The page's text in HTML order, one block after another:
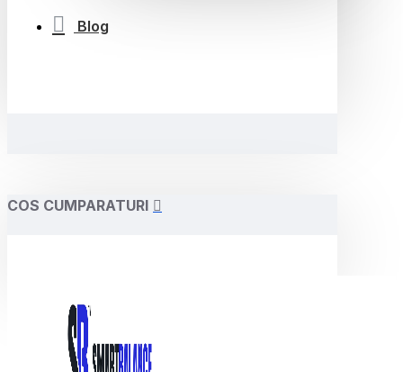
Blog
COS CUMPARATURI